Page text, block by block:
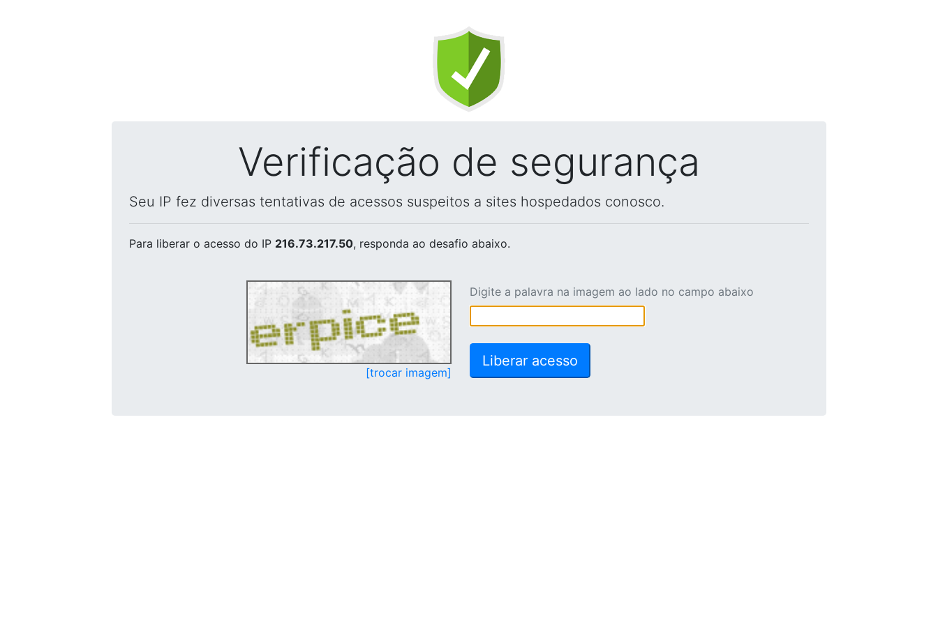
Verificação de segurança
Seu IP fez diversas tentativas de acessos suspeitos a sites hospedados conosco.
Para liberar o acesso do IP 216.73.217.50, responda ao desafio abaixo.
[trocar imagem]
Digite a palavra na imagem ao lado no campo abaixo